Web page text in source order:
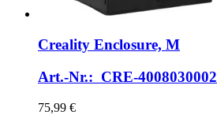
Creality Enclosure, M
Art.-Nr.: CRE-4008030002
75,99 €